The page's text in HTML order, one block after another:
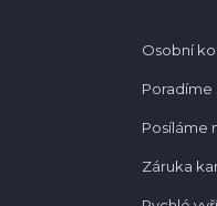
Osobní
Poradíme
Posíláme
Záruka